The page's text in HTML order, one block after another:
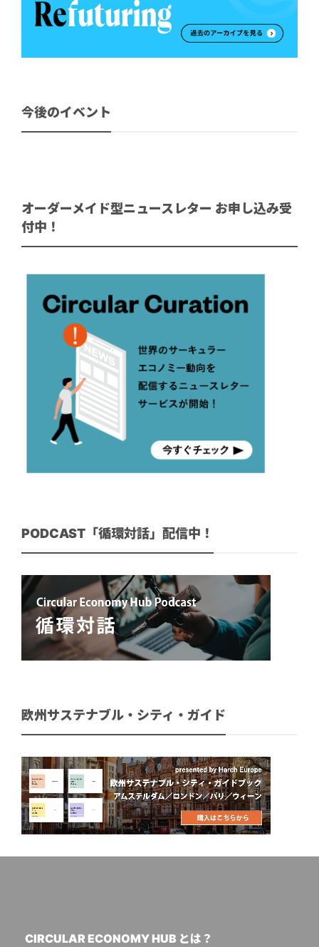
今後のイベント
オーダーメイド型ニュースレター お申し込み受
付中！
PODCAST「循環対話」配信中！
欧州サステナブル・シティ・ガイド
CIRCULAR ECONOMY HUB とは？